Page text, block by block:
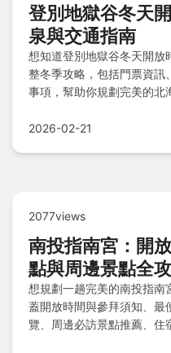
登別地獄谷冬天
泉與交通指南
想知道登別地獄谷冬天開放
整冬季攻略，包括門票資訊
事項，幫助你規劃完美的北
2026-02-21
2077views
南投指南宮：開
點與周邊景點全
想規劃一趟完美的南投指南
蓋開放時間與參拜須知、最
覽、周邊必訪景點推薦、住